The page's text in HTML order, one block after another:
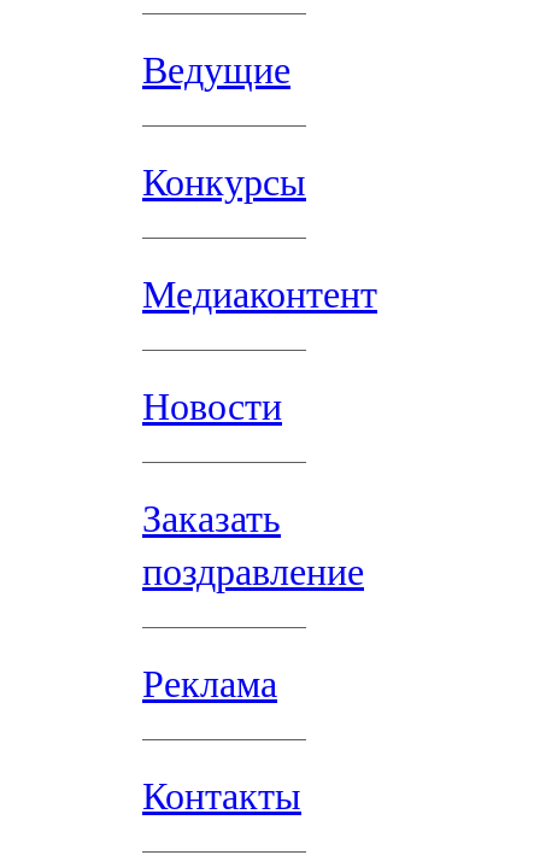
Ведущие
Конкурсы
Медиаконтент
Новости
Заказать
поздравление
Реклама
Контакты